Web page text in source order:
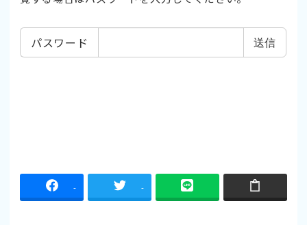
パスワード
- -